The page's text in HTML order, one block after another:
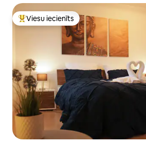
Populārs viesu iecienīts mājoklis
Viesu iecienīts